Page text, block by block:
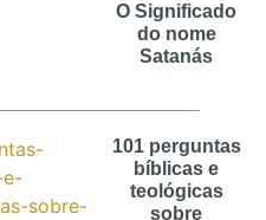
O Significado
do nome
Satanás
101 perguntas
bíblicas e
teológicas
sobre